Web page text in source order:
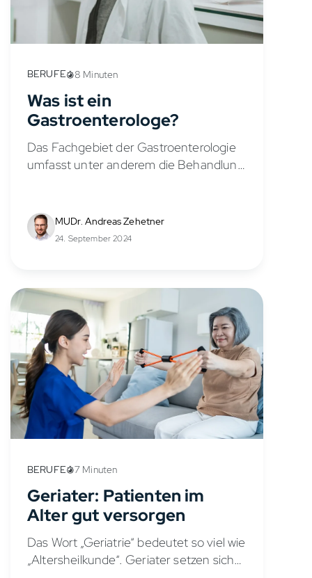
BERUFE 8 Minuten
Was ist ein
Gastroenterologe?
Das Fachgebiet der Gastroenterologie
umfasst unter anderem die Behandlung
Bauchspeicheldrüsenbeschwerden. Um
Gastroenterologe zu werden, musst du
Facharztweiterbildung absolvieren.
Dieser...
MUDr. Andreas Zehetner
24. September 2024
BERUFE 7 Minuten
Geriater: Patienten im
Alter gut versorgen
Das Wort „Geriatrie“ bedeutet so viel wie
„Altersheilkunde“. Geriater setzen sich